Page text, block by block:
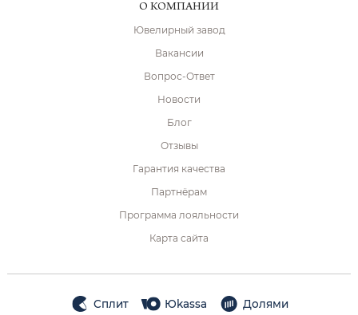
О КОМПАНИИ
Ювелирный завод
Вакансии
Вопрос-Ответ
Новости
Блог
Отзывы
Гарантия качества
Партнёрам
Программа лояльности
Карта сайта
Сплит Юkassa Долями